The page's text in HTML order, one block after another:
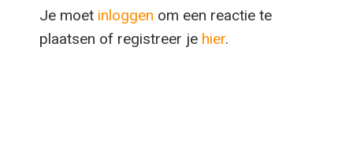
Je moet inloggen om een reactie te
plaatsen of registreer je hier.